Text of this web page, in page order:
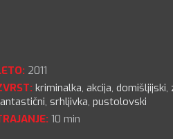
2011
kriminalka, akcija, domišljijski,
, srhljivka, pustolovski
10 min